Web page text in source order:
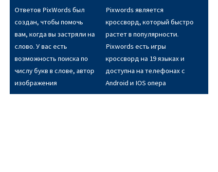
Ответов PixWords был
создан, чтобы помочь
вам, когда вы застряли на
слово. У вас есть
возможность поиска по
числу букв в слове, автор
изображения
Pixwords является
кроссворд, который быстро
растет в популярности.
Pixwords есть игры
кроссворд на 19 языках и
доступна на телефонах с
Android и IOS опера